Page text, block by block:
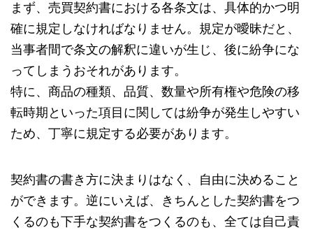
まず、売買契約書における各条文は、具体的かつ明
確に規定しなければなりません。規定が曖昧だと、
当事者間で条文の解釈に違いが生じ、後に紛争にな
ってしまうおそれがあります。
特に、商品の種類、品質、数量や所有権や危険の移
転時期といった項目に関しては紛争が発生しやすい
ため、丁寧に規定する必要があります。
契約書の書き方に決まりはなく、自由に決めること
ができます。逆にいえば、きちんとした契約書をつ
くるのも下手な契約書をつくるのも、全ては自己責